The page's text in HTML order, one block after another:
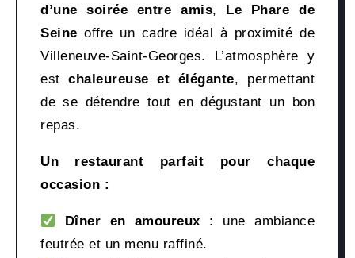
d’une soirée entre amis, Le Phare de
Seine offre un cadre idéal à proximité de
Villeneuve-Saint-Georges. L’atmosphère y
estchaleureuse et élégante, permettant
de se détendre tout en dégustant un bon
repas.
Un restaurant parfait pour chaque
occasion :
Dîner en amoureux : une ambiance
feutrée et un menu raffiné.